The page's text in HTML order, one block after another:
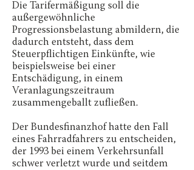
Die Tarifermäßigung soll die
außergewöhnliche
Progressionsbelastung abmildern, die
dadurch entsteht, dass dem
Steuerpflichtigen Einkünfte, wie
beispielsweise bei einer
Entschädigung, in einem
Veranlagungszeitraum
zusammengeballt zufließen.
Der Bundesfinanzhof hatte den Fall
eines Fahrradfahrers zu entscheiden,
der 1993 bei einem Verkehrsunfall
schwer verletzt wurde und seitdem